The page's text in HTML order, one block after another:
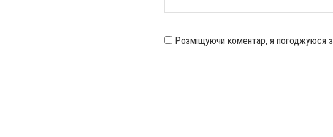
Розміщуючи коментар, я погоджуюся з